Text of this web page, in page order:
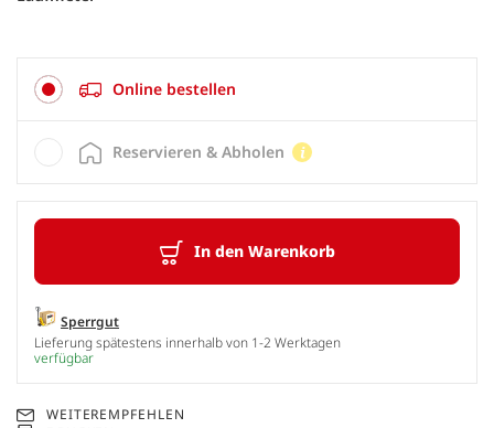
Online bestellen
In den Warenkorb
Sperrgut
Lieferung spätestens innerhalb von 1-2 Werktagen
verfügbar
Reservieren & Abholen
WEITEREMPFEHLEN